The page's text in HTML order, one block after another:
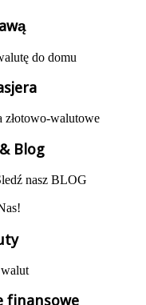
do domu
złotowo-walutowe
Blog
nasz BLOG
finansowe